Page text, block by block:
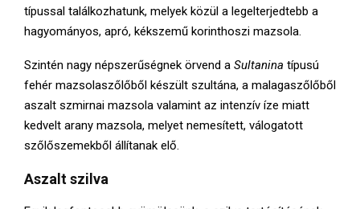
típussal találkozhatunk, melyek közül a legelterjedtebb a
hagyományos, apró, kékszemű korinthoszi mazsola.
Szintén nagy népszerűségnek örvend a Sultanina típusú
fehér mazsolaszőlőből készült szultána, a malagaszőlőből
aszalt szmirnai mazsola valamint az intenzív íze miatt
kedvelt arany mazsola, melyet nemesített, válogatott
szőlőszemekből állítanak elő.
Aszalt szilva